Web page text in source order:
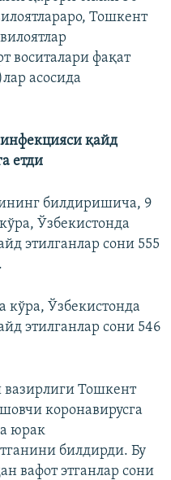
Тошкент
воситалари фақат
асосида
қайд
етди
билдиришича, 9
Ўзбекистонда
этилганлар сони 555
кўра, Ўзбекистонда
этилганлар сони 546
вазирлиги Тошкент
коронавирусга
юрак
билдирди. Бу
вафот этганлар сони